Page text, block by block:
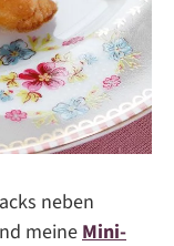
neben
meineMini-